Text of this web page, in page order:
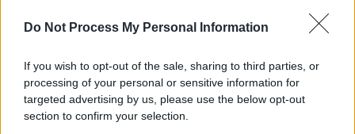
Do Not Process My Personal Information
If you wish to opt-out of the sale, sharing to third parties, or
processing of your personal or sensitive information for
targeted advertising by us, please use the below opt-out
section to confirm your selection.
Newz New York
Newz Illinois
Newz Ohio
Gameland